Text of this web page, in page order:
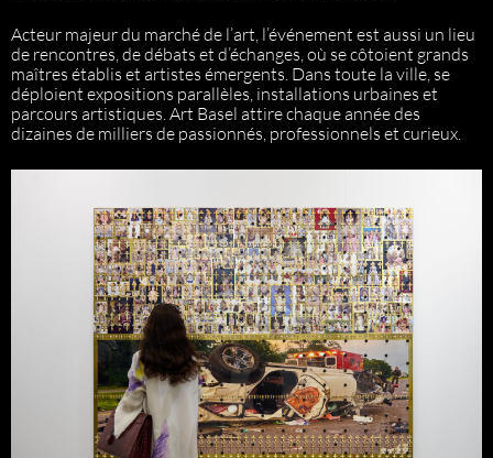
Acteur majeur du marché de l’art, l’événement est aussi un lieu
de rencontres, de débats et d’échanges, où se côtoient grands
maîtres établis et artistes émergents. Dans toute la ville, se
déploient expositions parallèles, installations urbaines et
parcours artistiques. Art Basel attire chaque année des
dizaines de milliers de passionnés, professionnels et curieux.